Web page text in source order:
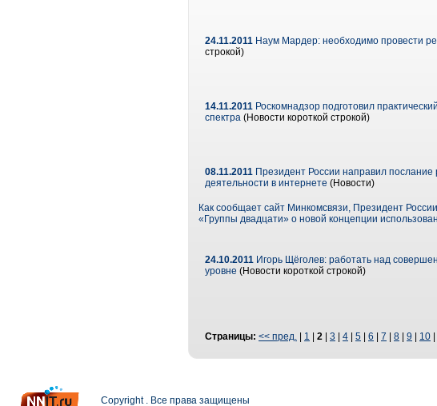
24.11.2011 Наум Мардер: необходимо провести
строкой)
14.11.2011 Роскомнадзор подготовил
спектра (Новости короткой строкой)
08.11.2011 Президент России направил послание
деятельности в интернете (Новости)
Как сообщает сайт Минкомсвязи, Президент
«Группы двадцати» о новой концепции
24.10.2011 Игорь Щёголев: работать над
уровне (Новости короткой строкой)
Страницы: << пред. 1 2 3 4 5 6 7 8 9 10
Copyright . Все права защищены